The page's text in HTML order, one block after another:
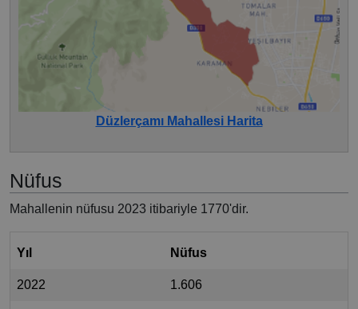
Düzlerçamı Mahallesi Harita
Nüfus
Mahallenin nüfusu 2023 itibariyle 1770'dir.
Yıl Nüfus
2022 1.606